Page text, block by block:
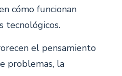
cómo funcionan
tecnológicos.
el pensamiento
problemas, la